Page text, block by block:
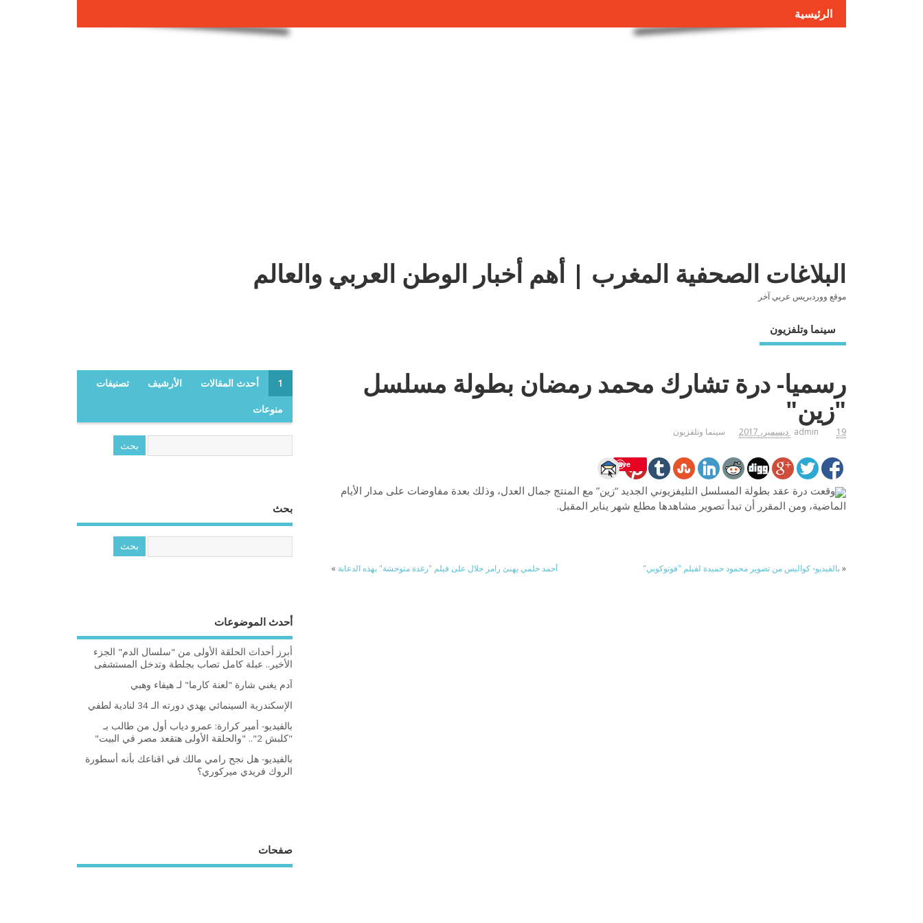
الرئيسية
البلاغات الصحفية المغرب | أهم أخبار الوطن العربي والعالم
موقع ووردبريس عربي آخر
سينما وتلفزيون
رسميا- درة تشارك محمد رمضان بطولة مسلسل
"زين"
admin 19 ديسمبر، 2017 سينما وتلفزيون
Save
وقعت درة عقد بطولة المسلسل التليفزيوني الجديد “زين” مع المنتج جمال العدل، وذلك بعدة مفاوضات على مدار الأيام
الماضية، ومن المقرر أن تبدأ تصوير مشاهدها مطلع شهر يناير المقبل.
«بالفيديو- كواليس من تصوير محمود حميدة لفيلم "فوتوكوبي" أحمد حلمي يهنئ رامز جلال على فيلم "رغدة متوحشة" بهذه الدعابة »
1 أحدث المقالات الأرشيف تصنيفات
منوعات
بحث
أحدث الموضوعات
أبرز أحداث الحلقة الأولى من "سلسال الدم" الجزء
الأخير.. عبلة كامل تصاب بجلطة وتدخل المستشفى
آدم يغني شارة "لعنة كارما" لـ هيفاء وهبي
الإسكندرية السينمائي يهدي دورته الـ 34 لنادية لطفي
بالفيديو- أمير كرارة: عمرو دياب أول من طالب بـ
"كلبش 2".. "والحلقة الأولى هتقعد مصر في البيت"
بالفيديو- هل نجح رامي مالك في اقناعك بأنه أسطورة
الروك فريدي ميركوري؟
صفحات